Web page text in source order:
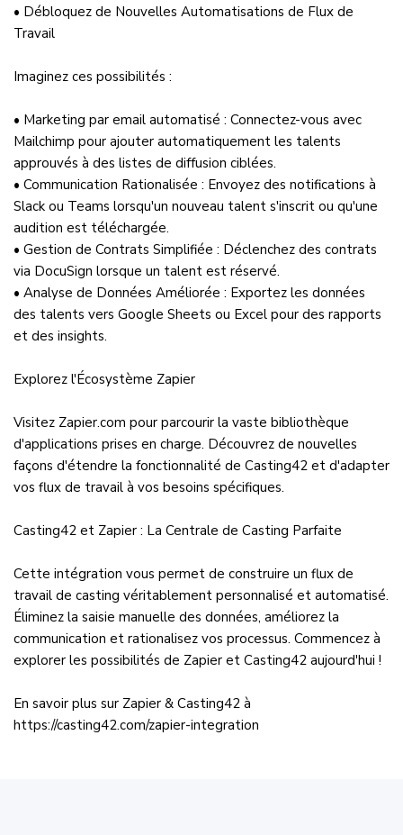
• Débloquez de Nouvelles Automatisations de Flux de
Travail
Imaginez ces possibilités :
• Marketing par email automatisé : Connectez-vous avec
Mailchimp pour ajouter automatiquement les talents
approuvés à des listes de diffusion ciblées.
• Communication Rationalisée : Envoyez des notifications à
Slack ou Teams lorsqu'un nouveau talent s'inscrit ou qu'une
audition est téléchargée.
• Gestion de Contrats Simplifiée : Déclenchez des contrats
via DocuSign lorsque un talent est réservé.
• Analyse de Données Améliorée : Exportez les données
des talents vers Google Sheets ou Excel pour des rapports
et des insights.
Explorez l'Écosystème Zapier
Visitez Zapier.com pour parcourir la vaste bibliothèque
d'applications prises en charge. Découvrez de nouvelles
façons d'étendre la fonctionnalité de Casting42 et d'adapter
vos flux de travail à vos besoins spécifiques.
Casting42 et Zapier : La Centrale de Casting Parfaite
Cette intégration vous permet de construire un flux de
travail de casting véritablement personnalisé et automatisé.
Éliminez la saisie manuelle des données, améliorez la
communication et rationalisez vos processus. Commencez à
explorer les possibilités de Zapier et Casting42 aujourd'hui !
En savoir plus sur Zapier & Casting42 à
https://casting42.com/zapier-integration